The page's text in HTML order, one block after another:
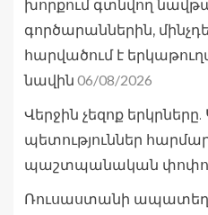
խորքում գտնվող
գործարաններին,
հարվածում է
նավին 06/08/2026
Վերջին չեզոք
պետություններ
պաշտպանական
Ռուսաստանի